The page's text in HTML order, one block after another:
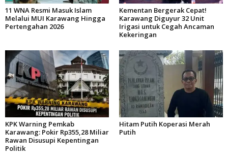
11 WNA Resmi Masuk Islam
Melalui MUI Karawang Hingga
Pertengahan 2026
Kementan Bergerak Cepat!
Karawang Diguyur 32 Unit
Irigasi untuk Cegah Ancaman
Kekeringan
KPK Warning Pemkab
Karawang: Pokir Rp355,28 Miliar
Rawan Disusupi Kepentingan
Politik
Hitam Putih Koperasi Merah
Putih